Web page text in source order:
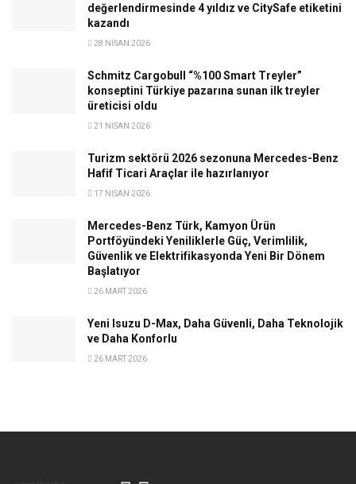
değerlendirmesinde 4 yıldız ve CitySafe etiketini
kazandı
28 NISAN 2026
Schmitz Cargobull “%100 Smart Treyler”
konseptini Türkiye pazarına sunan ilk treyler
üreticisi oldu
21 NISAN 2026
Turizm sektörü 2026 sezonuna Mercedes-Benz
Hafif Ticari Araçlar ile hazırlanıyor
17 NISAN 2026
Mercedes-Benz Türk, Kamyon Ürün
Portföyündeki Yeniliklerle Güç, Verimlilik,
Güvenlik ve Elektrifikasyonda Yeni Bir Dönem
Başlatıyor
26 MART 2026
Yeni Isuzu D-Max, Daha Güvenli, Daha Teknolojik
ve Daha Konforlu
26 MART 2026